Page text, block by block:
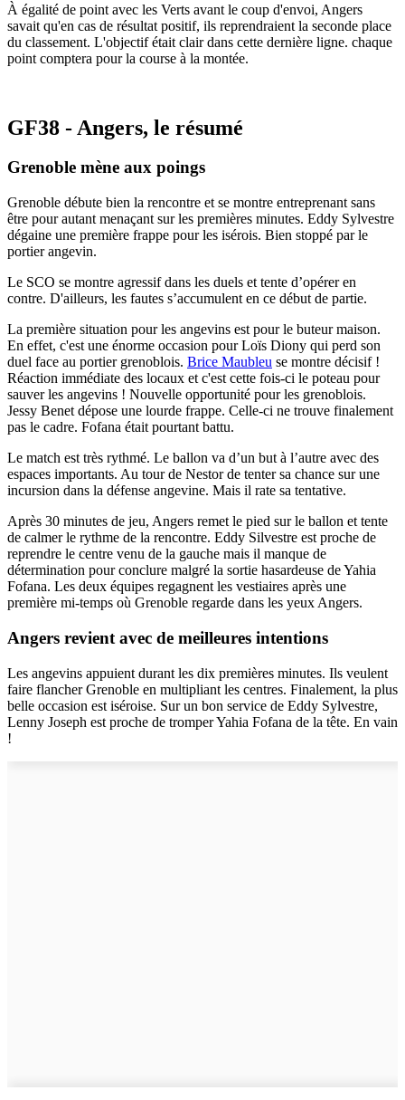
À égalité de point avec les Verts avant le coup d'envoi, Angers
savait qu'en cas de résultat positif, ils reprendraient la seconde place
du classement. L'objectif était clair dans cette dernière ligne. chaque
point comptera pour la course à la montée.
GF38 - Angers, le résumé
Grenoble mène aux poings
Grenoble débute bien la rencontre et se montre entreprenant sans
être pour autant menaçant sur les premières minutes. Eddy Sylvestre
dégaine une première frappe pour les isérois. Bien stoppé par le
portier angevin.
Le SCO se montre agressif dans les duels et tente d’opérer en
contre. D'ailleurs, les fautes s’accumulent en ce début de partie.
La première situation pour les angevins est pour le buteur maison.
En effet, c'est une énorme occasion pour Loïs Diony qui perd son
duel face au portier grenoblois. Brice Maubleu se montre décisif !
Réaction immédiate des locaux et c'est cette fois-ci le poteau pour
sauver les angevins ! Nouvelle opportunité pour les grenoblois.
Jessy Benet dépose une lourde frappe. Celle-ci ne trouve finalement
pas le cadre. Fofana était pourtant battu.
Le match est très rythmé. Le ballon va d’un but à l’autre avec des
espaces importants. Au tour de Nestor de tenter sa chance sur une
incursion dans la défense angevine. Mais il rate sa tentative.
Après 30 minutes de jeu, Angers remet le pied sur le ballon et tente
de calmer le rythme de la rencontre. Eddy Silvestre est proche de
reprendre le centre venu de la gauche mais il manque de
détermination pour conclure malgré la sortie hasardeuse de Yahia
Fofana. Les deux équipes regagnent les vestiaires après une
première mi-temps où Grenoble regarde dans les yeux Angers.
Angers revient avec de meilleures intentions
Les angevins appuient durant les dix premières minutes. Ils veulent
faire flancher Grenoble en multipliant les centres. Finalement, la plus
belle occasion est iséroise. Sur un bon service de Eddy Sylvestre,
Lenny Joseph est proche de tromper Yahia Fofana de la tête. En vain
!